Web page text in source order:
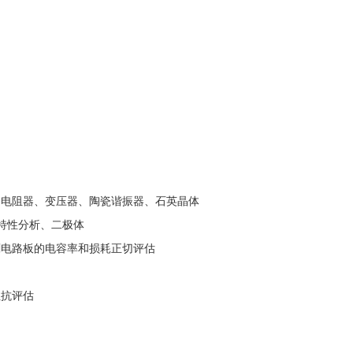
阻器、变压器、陶瓷谐振器、石英晶体
性分析、二极体
路板的电容率和损耗正切评估
评估